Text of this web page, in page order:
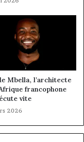
Mbella, l’architecte
francophone
vite
2026